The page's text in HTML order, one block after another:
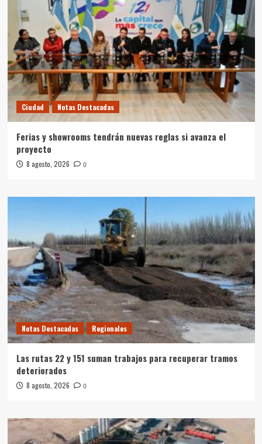
Ciudad Notas Destacadas
Ferias y showrooms tendrán nuevas reglas si avanza el
proyecto
8 agosto, 2026 0
Notas Destacadas Regionales
Las rutas 22 y 151 suman trabajos para recuperar tramos
deteriorados
8 agosto, 2026 0